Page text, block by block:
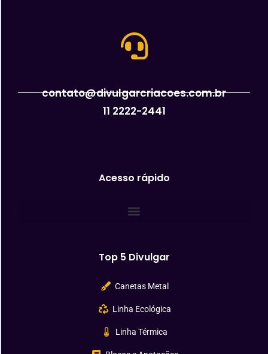
contato@divulgarcriacoes.com.br
11 2222-2441
Acesso rápido
Top 5 Divulgar
Canetas Metal
Linha Ecológica
Linha Térmica